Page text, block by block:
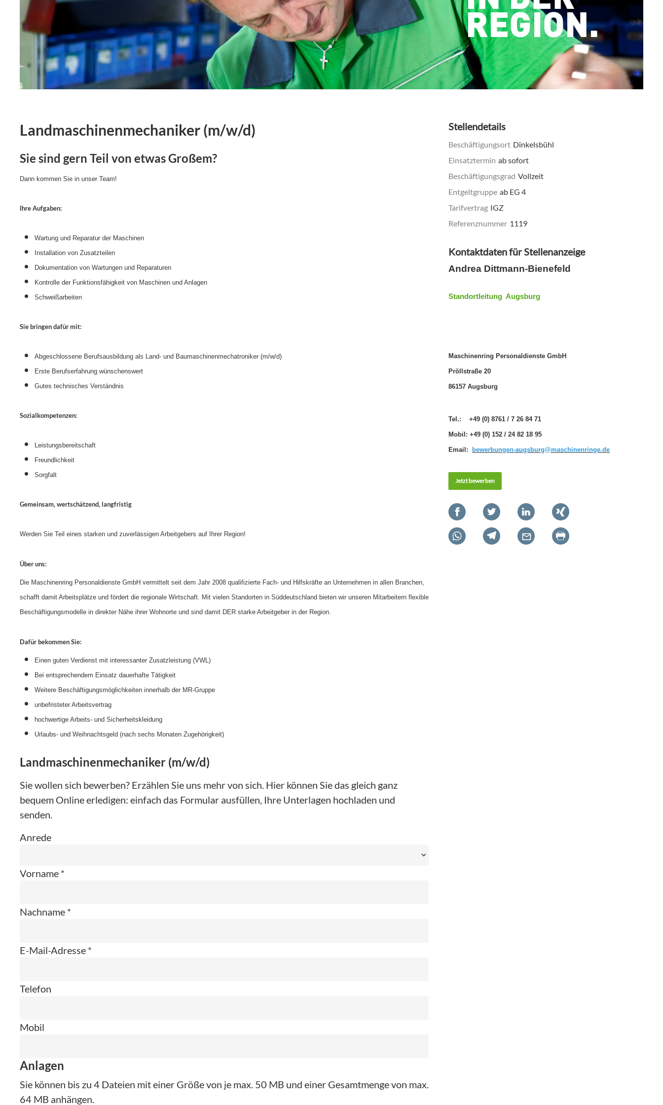
Landmaschinenmechaniker (m/w/d)
Sie sind gern Teil von etwas Großem?
Dann kommen Sie in unser Team!
Ihre Aufgaben:
Wartung und Reparatur der Maschinen
Installation von Zusatzteilen
Dokumentation von Wartungen und Reparaturen
Kontrolle der Funktionsfähigkeit von Maschinen und Anlagen
Schweißarbeiten
Sie bringen dafür mit:
Abgeschlossene Berufsausbildung als Land- und Baumaschinenmechatroniker (m/w/d)
Erste Berufserfahrung wünschenswert
Gutes technisches Verständnis
Sozialkompetenzen:
Leistungsbereitschaft
Freundlichkeit
Sorgfalt
Gemeinsam, wertschätzend, langfristig
Werden Sie Teil eines starken und zuverlässigen Arbeitgebers auf Ihrer Region!
Über uns:
Die Maschinenring Personaldienste GmbH vermittelt seit dem Jahr 2008 qualifizierte Fach- und Hilfskräfte an Unternehmen in allen Branchen,
schafft damit Arbeitsplätze und fördert die regionale Wirtschaft. Mit vielen Standorten in Süddeutschland bieten wir unseren Mitarbeitern flexible
Beschäftigungsmodelle in direkter Nähe ihrer Wohnorte und sind damit DER starke Arbeitgeber in der Region.
Dafür bekommen Sie:
Einen guten Verdienst mit interessanter Zusatzleistung (VWL)
Bei entsprechendem Einsatz dauerhafte Tätigkeit
Weitere Beschäftigungsmöglichkeiten innerhalb der MR-Gruppe
unbefristeter Arbeitsvertrag
hochwertige Arbeits- und Sicherheitskleidung
Urlaubs- und Weihnachtsgeld (nach sechs Monaten Zugehörigkeit)
Stellendetails
Beschäftigungsort Dinkelsbühl
Einsatztermin ab sofort
Beschäftigungsgrad Vollzeit
Entgeltgruppe ab EG 4
Tarifvertrag IGZ
Referenznummer 1119
Kontaktdaten für Stellenanzeige
Andrea Dittmann-Bienefeld
Standortleitung Augsburg
Maschinenring Personaldienste GmbH
Pröllstraße 20
86157 Augsburg
Tel.: +49 (0) 8761 / 7 26 84 71
Mobil: +49 (0) 152 / 24 82 18 95
Email: bewerbungen-augsburg@maschinenringe.de
Jetzt bewerben
Landmaschinenmechaniker (m/w/d)
Sie wollen sich bewerben? Erzählen Sie uns mehr von sich. Hier können Sie das gleich ganz
bequem Online erledigen: einfach das Formular ausfüllen, Ihre Unterlagen hochladen und
senden.
Anrede
Vorname *
Nachname *
E-Mail-Adresse *
Telefon
Mobil
Anlagen
Sie können bis zu 4 Dateien mit einer Größe von je max. 50 MB und einer Gesamtmenge von max.
64 MB anhängen.